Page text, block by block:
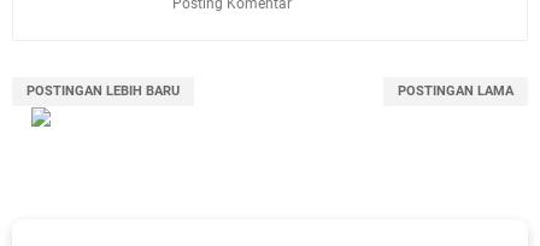
POSTINGAN LEBIH BARU POSTINGAN LAMA